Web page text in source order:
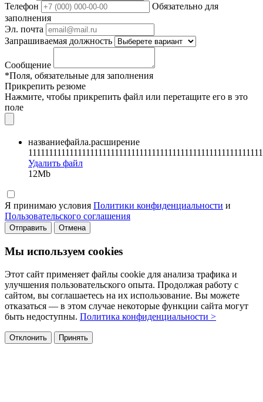
Телефон
Обязательно для
заполнения
Эл. почта
Запрашиваемая должность
Сообщение
*Поля, обязательные для заполнения
Прикрепить резюме
Нажмите, чтобы прикрепить файл или перетащите его в это
поле
названиефайла.расширение
111111111111111111111111111111111111111111111111111111111
Удалить файл
12Mb
Я принимаю условия Политики конфиденциальности и
Пользовательского соглашения
Отправить Отмена
Мы используем cookies
Этот сайт применяет файлы cookie для анализа трафика и
улучшения пользовательского опыта. Продолжая работу с
сайтом, вы соглашаетесь на их использование. Вы можете
отказаться — в этом случае некоторые функции сайта могут
быть недоступны. Политика конфиденциальности >
Отклонить Принять